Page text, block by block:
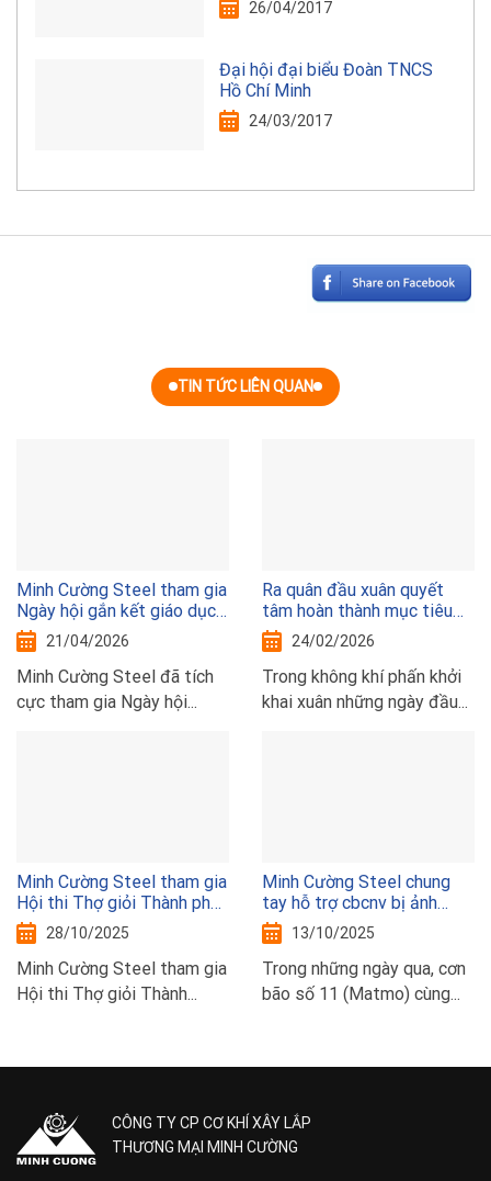
26/04/2017
Đại hội đại biểu Đoàn TNCS
Hồ Chí Minh
24/03/2017
TIN TỨC LIÊN QUAN
Minh Cường Steel tham gia
Ngày hội gắn kết giáo dục
nghề nghiệp Thủ đô với thị
trường lao động năm 2026
21/04/2026
Minh Cường Steel đã tích
cực tham gia Ngày hội...
Ra quân đầu xuân quyết
tâm hoàn thành mục tiêu
sxkd năm 2026
24/02/2026
Trong không khí phấn khởi
khai xuân những ngày đầu...
Minh Cường Steel tham gia
Hội thi Thợ giỏi Thành phố
Hà Nội năm 2025
28/10/2025
Minh Cường Steel tham gia
Hội thi Thợ giỏi Thành...
Minh Cường Steel chung
tay hỗ trợ cbcnv bị ảnh
hưởng bão lũ
13/10/2025
Trong những ngày qua, cơn
bão số 11 (Matmo) cùng...
CÔNG TY CP CƠ KHÍ XÂY LẮP
THƯƠNG MẠI MINH CƯỜNG